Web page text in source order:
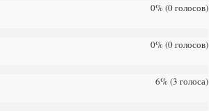
0% (0 голосов)
0% (0 голосов)
6% (3 голоса)